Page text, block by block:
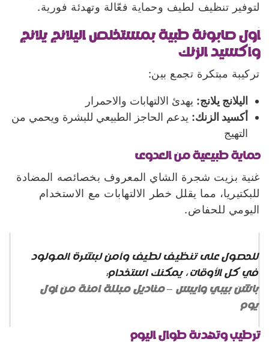
لتوفير تنظيف لطيف وحماية فعّالة وتهدئة فورية.
أول صابونة طبية بمستخلص اليلانج يلانج
وأكسيد الزنك
تركيبة مبتكرة تجمع بين:
اليلانج يلانج: يهدئ الالتهابات والاحمرار
أكسيد الزنك: يدعم الحاجز الطبيعي للبشرة ويحمي من
التهيج
حماية طبيعية من العدوى
غنية بزيت شجرة الشاي المعروف بخصائصه المضادة
للبكتيريا، مما يقلل خطر الالتهابات مع الاستخدام
اليومي للحفاض.
للحصول على تنظيف لطيف وآمن لبشرة المولود
في كل الأوقات، يمكنك استخدام:
باشن بيبي وايبس – مناديل مبللة آمنة من أول
يوم
ترطيب وتهدئة طوال اليوم